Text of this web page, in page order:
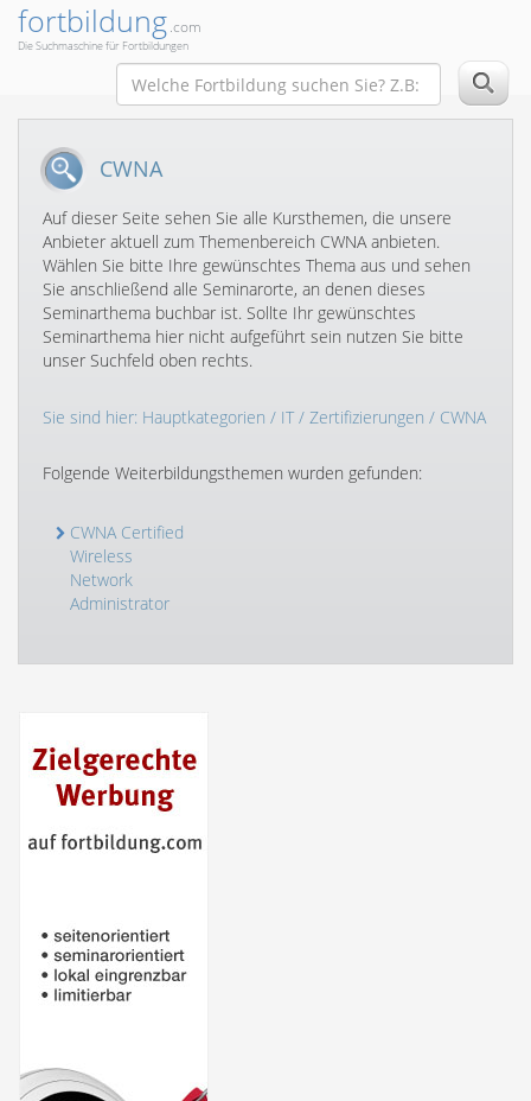
fortbildung.com
Die Suchmaschine für Fortbildungen
CWNA
Auf dieser Seite sehen Sie alle Kursthemen, die unsere
Anbieter aktuell zum Themenbereich CWNA anbieten.
Wählen Sie bitte Ihre gewünschtes Thema aus und sehen
Sie anschließend alle Seminarorte, an denen dieses
Seminarthema buchbar ist. Sollte Ihr gewünschtes
Seminarthema hier nicht aufgeführt sein nutzen Sie bitte
unser Suchfeld oben rechts.
Sie sind hier: Hauptkategorien / IT/ Zertifizierungen / CWNA
Folgende Weiterbildungsthemen wurden gefunden:
CWNA Certified
Wireless
Network
Administrator